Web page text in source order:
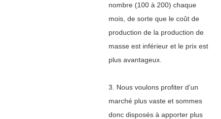
nombre (100 à 200) chaque
mois, de sorte que le coût de
production de la production de
masse est inférieur et le prix est
plus avantageux.
3. Nous voulons profiter d’un
marché plus vaste et sommes
donc disposés à apporter plus